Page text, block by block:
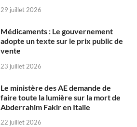
29 juillet 2026
Médicaments : Le gouvernement
adopte un texte sur le prix public de
vente
23 juillet 2026
Le ministère des AE demande de
faire toute la lumière sur la mort de
Abderrahim Fakir en Italie
22 juillet 2026